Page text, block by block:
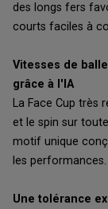
des longs fers
courts faciles à
Vitesses de
grâce à l'IA
La Face Cup très
et le spin sur
motif unique
les performances.
Une tolérance